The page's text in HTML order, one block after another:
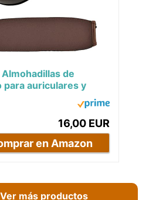
de
para auriculares y
16,00 EUR
en Amazon
Ver más productos